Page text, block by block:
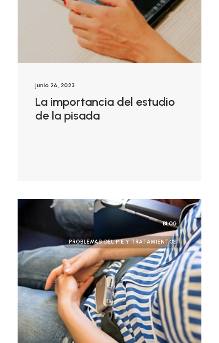
junio 26, 2023
La importancia del estudio
de la pisada
BLOG
PROBLEMAS DEL PIE Y TRATAMIENTOS